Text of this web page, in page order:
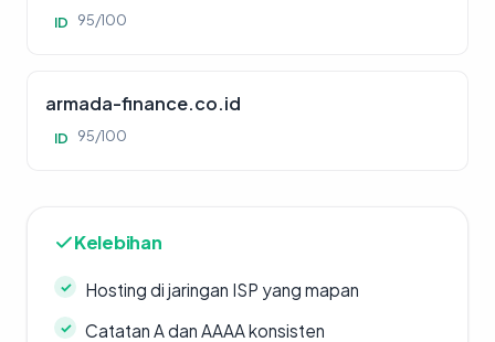
ID 95/100
armada-finance.co.id
ID 95/100
Kelebihan
Hosting di jaringan ISP yang mapan
Catatan A dan AAAA konsisten